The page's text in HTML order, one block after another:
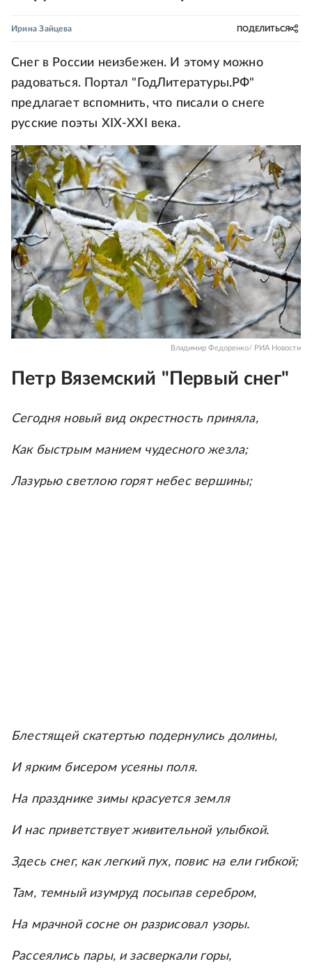
Ирина Зайцева ПОДЕЛИТЬСЯ
Снег в России неизбежен. И этому можно
радоваться. Портал "ГодЛитературы.РФ"
предлагает вспомнить, что писали о снеге
русские поэты XIX-XXI века.
Владимир Федоренко/ РИА Новости
Петр Вяземский "Первый снег"
Сегодня новый вид окрестность приняла,
Как быстрым манием чудесного жезла;
Лазурью светлою горят небес вершины;
Блестящей скатертью подернулись долины,
И ярким бисером усеяны поля.
На празднике зимы красуется земля
И нас приветствует живительной улыбкой.
Здесь снег, как легкий пух, повис на ели гибкой;
Там, темный изумруд посыпав серебром,
На мрачной сосне он разрисовал узоры.
Рассеялись пары, и засверкали горы,